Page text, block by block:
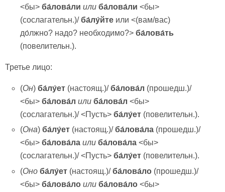
<бы>ба́лова́ли или ба́лова́ли <бы>
(сослагательн.)/ба́лу́йте или <(вам/вас)
до́лжно? надо? необходимо?>ба́лова́ть
(повелительн.).
Третье лицо:
(Он)ба́лу́ет (настоящ.)/ба́лова́л (прошедш.)/
<бы>ба́лова́л или ба́лова́л <бы>
(сослагательн.)/ <Пусть>ба́лу́ет (повелительн.).
(Она)ба́лу́ет (настоящ.)/ба́лова́ла (прошедш.)/
<бы>ба́лова́ла или ба́лова́ла <бы>
(сослагательн.)/ <Пусть>ба́лу́ет (повелительн.).
(Оно ба́лу́ет (настоящ.)/ба́лова́ло (прошедш.)/
<бы>ба́лова́ло или ба́лова́ло <бы>